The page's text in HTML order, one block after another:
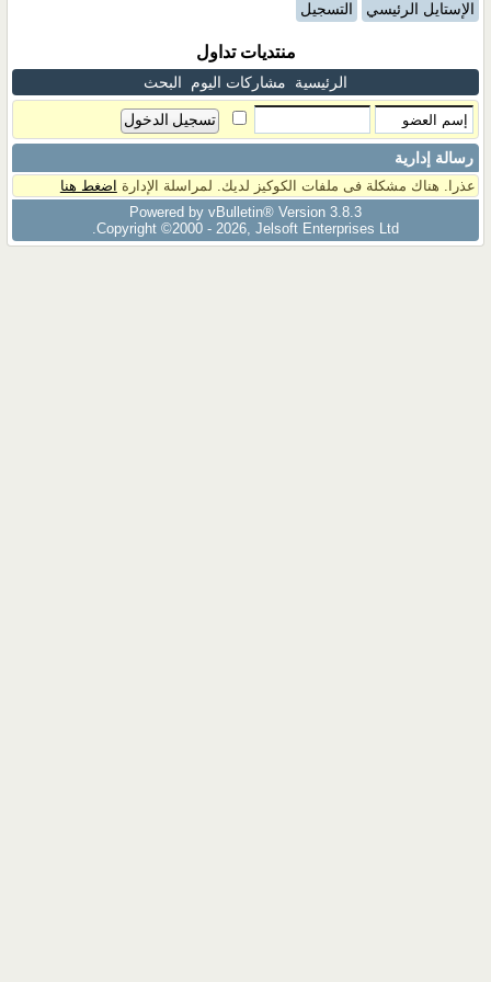
الإستايل الرئيسي التسجيل
منتديات تداول
الرئيسية مشاركات اليوم البحث
رسالة إدارية
عذرا. هناك مشكلة فى ملفات الكوكيز لديك. لمراسلة الإدارة اضغط هنا
Powered by vBulletin® Version 3.8.3
Copyright ©2000 - 2026, Jelsoft Enterprises Ltd.